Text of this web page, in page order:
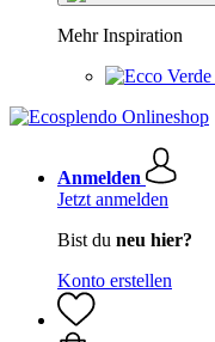
Mehr Inspiration
Anmelden
Jetzt anmelden
Bist du neu hier?
Konto erstellen